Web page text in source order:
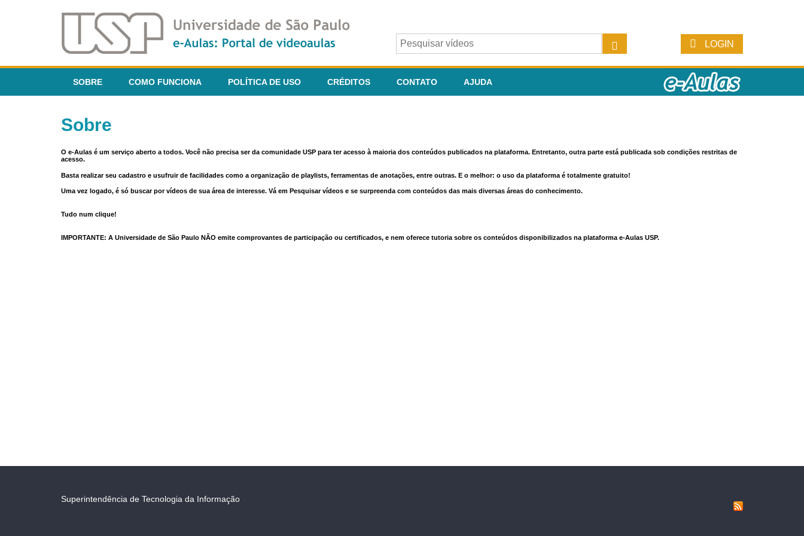
LOGIN
SOBRE COMO FUNCIONA POLÍTICA DE USO CRÉDITOS CONTATO AJUDA
Sobre
O e-Aulas é um serviço aberto a todos. Você não precisa ser da comunidade USP para ter acesso à maioria dos conteúdos publicados na plataforma. Entretanto, outra parte está publicada sob condições restritas de
acesso.
Basta realizar seu cadastro e usufruir de facilidades como a organização de playlists, ferramentas de anotações, entre outras. E o melhor: o uso da plataforma é totalmente gratuito!
Uma vez logado, é só buscar por vídeos de sua área de interesse. Vá em Pesquisar vídeos e se surpreenda com conteúdos das mais diversas áreas do conhecimento.
Tudo num clique!
IMPORTANTE: A Universidade de São Paulo NÃO emite comprovantes de participação ou certificados, e nem oferece tutoria sobre os conteúdos disponibilizados na plataforma e-Aulas USP.
Superintendência de Tecnologia da Informação